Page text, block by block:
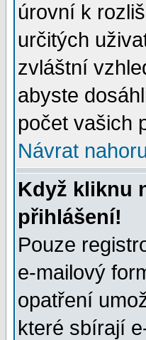
úrovní k
určitých
zvláštní
abyste
počet vašich
Návrat
Když kliknu
přihlášení!
Pouze
e-mailový
opatření
které sbírají